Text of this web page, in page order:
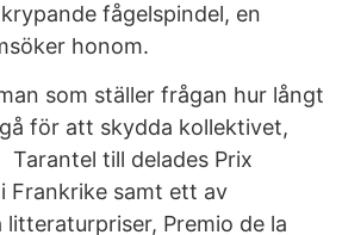
fågelspindel, en
honom.
som ställer frågan hur långt
för att skydda kollektivet,
till­ delades Prix
Frankrike samt ett av
litteraturpriser, Premio de la